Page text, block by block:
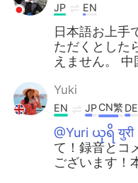
JP EN
日本語お上手
ただくとした
えません。 中
Yuki
EN JPCN繁 DE
@Yuri ယုရိ युरी
て！録音とコ
ございます！